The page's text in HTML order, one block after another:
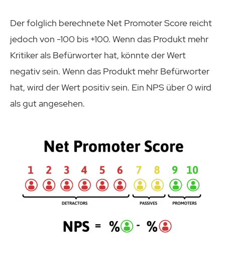
Der folglich berechnete Net Promoter Score reicht
jedoch von -100 bis +100. Wenn das Produkt mehr
Kritiker als Befürworter hat, könnte der Wert
negativ sein. Wenn das Produkt mehr Befürworter
hat, wird der Wert positiv sein. Ein NPS über 0 wird
als gut angesehen.